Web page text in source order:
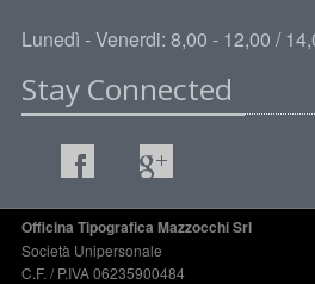
Lunedì - Venerdi: 8,00 - 12,00 /
Stay Connected
Officina Tipografica Mazzocchi Srl
Società Unipersonale
C.F. / P.IVA 06235900484